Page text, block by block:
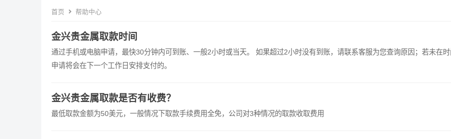
首页 帮助中心
金兴贵金属取款时间
通过手机或电脑申请，最快30分钟内可到账、一般2小时或当天。 如果超过2小时没有到账，请联系客服为您查询原因；若未在时间内
申请将会在下一个工作日安排支付的。
金兴贵金属取款是否有收费？
最低取款金额为50美元，一般情况下取款手续费用全免，公司对3种情况的取款收取费用